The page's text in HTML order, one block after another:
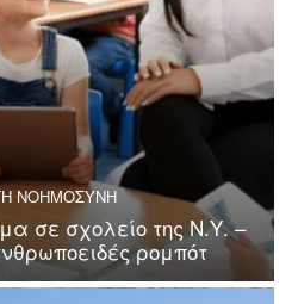
ΝΟΗΜΟΣΥΝΗ
σε σχολείο της Ν.Υ. –
ρομπότ